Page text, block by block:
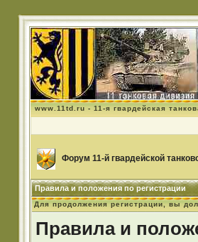
www.11td.ru - 11-я гвардейская
Форум 11-й гвардейской
Правила и положения по регистрации
Для продолжения регистрации, вы
Правила и